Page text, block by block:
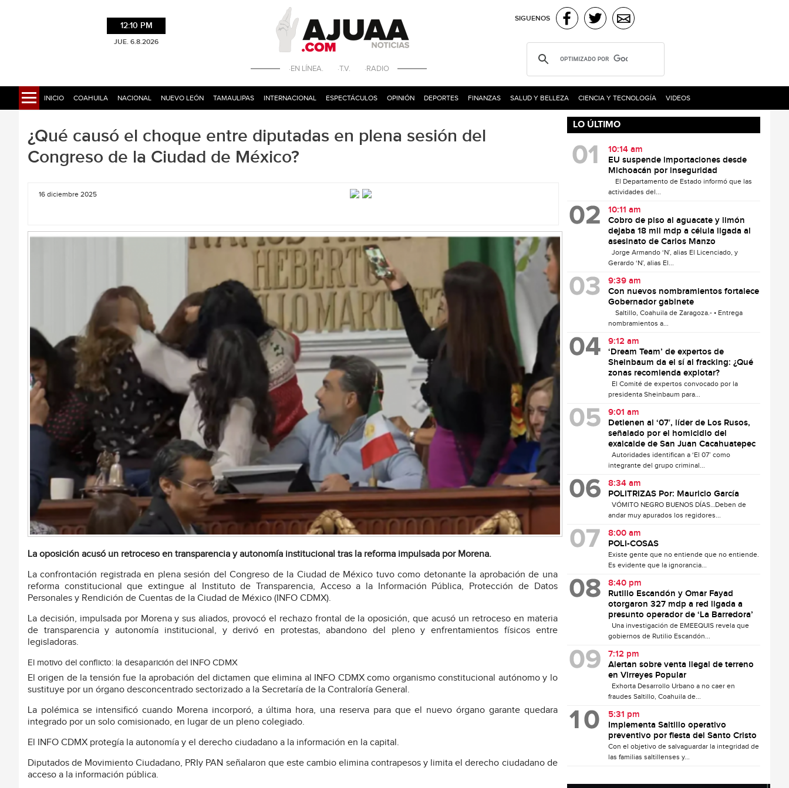
12:10 PM
JUE. 6.8.2026
·EN LÍNEA. ·T.V. ·RADIO
SIGUENOS
INICIO COAHUILA NACIONAL NUEVO LEÓN TAMAULIPAS INTERNACIONAL ESPECTÁCULOS OPINIÓN DEPORTES FINANZAS SALUD Y BELLEZA CIENCIA Y TECNOLOGÍA VIDEOS
¿Qué causó el choque entre diputadas en plena sesión del
Congreso de la Ciudad de México?
16 diciembre 2025
La oposición acusó un retroceso en transparencia y autonomía institucional tras la reforma impulsada por Morena.
La confrontación registrada en plena sesión del Congreso de la Ciudad de México tuvo como detonante la aprobación de una
reforma constitucional que extingue al Instituto de Transparencia, Acceso a la Información Pública, Protección de Datos
Personales y Rendición de Cuentas de la Ciudad de México (INFO CDMX).
La decisión, impulsada por Morena y sus aliados, provocó el rechazo frontal de la oposición, que acusó un retroceso en materia
de transparencia y autonomía institucional, y derivó en protestas, abandono del pleno y enfrentamientos físicos entre
legisladoras.
El motivo del conflicto: la desaparición del INFO CDMX
El origen de la tensión fue la aprobación del dictamen que elimina al INFO CDMX como organismo constitucional autónomo y lo
sustituye por un órgano desconcentrado sectorizado a la Secretaría de la Contraloría General.
La polémica se intensificó cuando Morena incorporó, a última hora, una reserva para que el nuevo órgano garante quedara
integrado por un solo comisionado, en lugar de un pleno colegiado.
El INFO CDMX protegía la autonomía y el derecho ciudadano a la información en la capital.
Diputados de Movimiento Ciudadano, PRIy PAN señalaron que este cambio elimina contrapesos y limita el derecho ciudadano de
acceso a la información pública.
LO ÚLTIMO
10:14 am
EU suspende importaciones desde
Michoacán por inseguridad
El Departamento de Estado informó que las
actividades del...
10:11 am
Cobro de piso al aguacate y limón
dejaba 18 mil mdp a célula ligada al
asesinato de Carlos Manzo
Jorge Armando ‘N’, alias El Licenciado, y
Gerardo ‘N’, alias El...
9:39 am
Con nuevos nombramientos fortalece
Gobernador gabinete
Saltillo, Coahuila de Zaragoza.- • Entrega
nombramientos a...
9:12 am
‘Dream Team’ de expertos de
Sheinbaum da el sí al fracking: ¿Qué
zonas recomienda explotar?
El Comité de expertos convocado por la
presidenta Sheinbaum para...
9:01 am
Detienen al ‘07′, líder de Los Rusos,
señalado por el homicidio del
exalcalde de San Juan Cacahuatepec
Autoridades identifican a ‘El 07’ como
integrante del grupo criminal...
8:34 am
POLITRIZAS Por: Mauricio García
VÓMITO NEGRO BUENOS DÍAS…Deben de
andar muy apurados los regidores...
8:00 am
POLI-COSAS
Existe gente que no entiende que no entiende.
Es evidente que la ignorancia...
8:40 pm
Rutilio Escandón y Omar Fayad
otorgaron 327 mdp a red ligada a
presunto operador de ‘La Barredora’
Una investigación de EMEEQUIS revela que
gobiernos de Rutilio Escandón...
7:12 pm
Alertan sobre venta ilegal de terreno
en Virreyes Popular
Exhorta Desarrollo Urbano a no caer en
fraudes Saltillo, Coahuila de...
5:31 pm
Implementa Saltillo operativo
preventivo por fiesta del Santo Cristo
Con el objetivo de salvaguardar la integridad de
las familias saltillenses y...